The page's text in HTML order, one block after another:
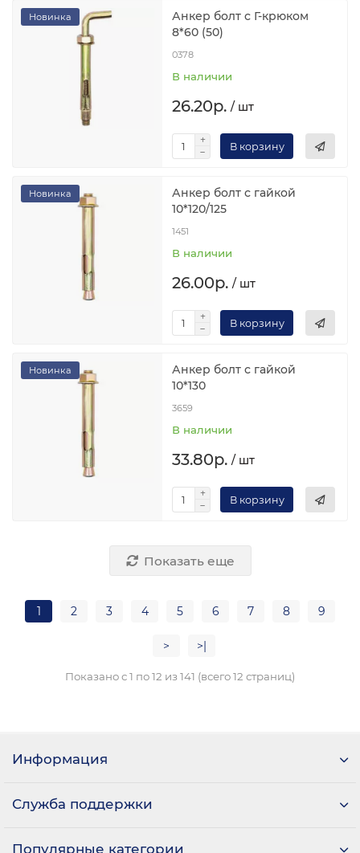
Новинка
Анкер болт с Г-крюком
8*60 (50)
0378
В наличии
26.20р. / шт
В корзину
Новинка
Анкер болт с гайкой
10*120/125
1451
В наличии
26.00р. / шт
В корзину
Новинка
Анкер болт с гайкой
10*130
3659
В наличии
33.80р. / шт
В корзину
Показать еще
1 2 3 4 5 6 7 8 9
> >|
Показано с 1 по 12 из 141 (всего 12 страниц)
Информация
Служба поддержки
Популярные категории